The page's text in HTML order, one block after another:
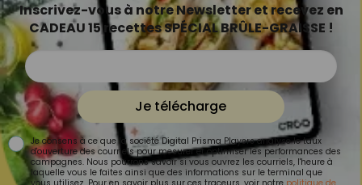
Inscrivez-vous à notre Newsletter et recevez en
CADEAU 15 recettes SPÉCIAL BRÛLE-GRAISSE !
Je télécharge
Je consens à ce que la société Digital Prisma Players analyse le taux
d'ouverture des courriels pour mesurer et optimiser les performances des
campagnes. Nous pourrons savoir si vous ouvrez les courriels, l'heure à
laquelle vous le faites ainsi que des informations sur le terminal que